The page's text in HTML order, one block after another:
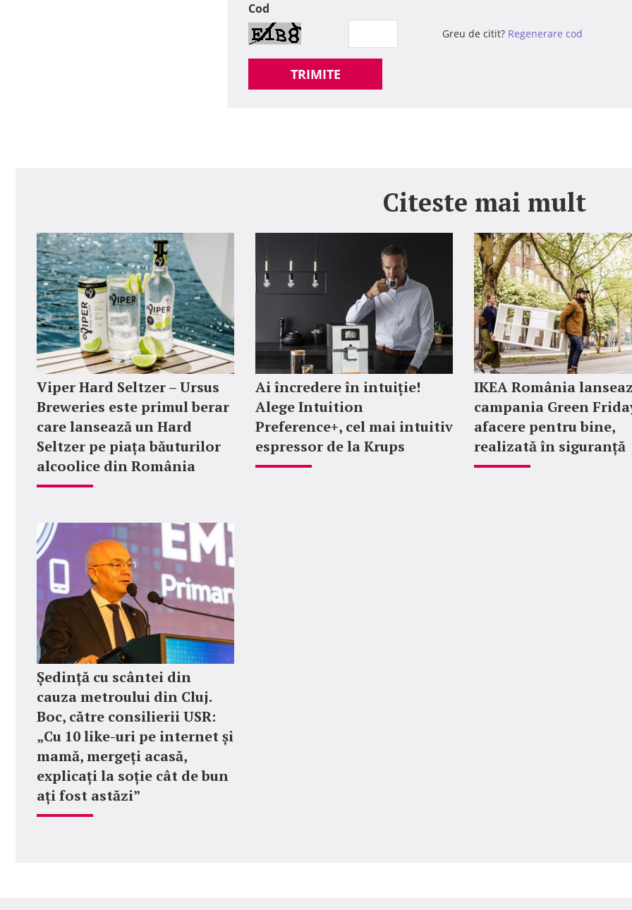
Cod
Greu de citit? Regenerare cod
TRIMITE
Citeste mai mult
Viper Hard Seltzer – Ursus
Breweries este primul berar
care lansează un Hard
Seltzer pe piața băuturilor
alcoolice din România
Ai încredere în intuiție!
Alege Intuition
Preference+, cel mai intuitiv
espressor de la Krups
IKEA România
campania Green
afacere pentru bine,
realizată în siguranță
Ședință cu scântei din
cauza metroului din Cluj.
Boc, către consilierii USR:
„Cu 10 like-uri pe internet și
mamă, mergeți acasă,
explicați la soție cât de bun
ați fost astăzi”